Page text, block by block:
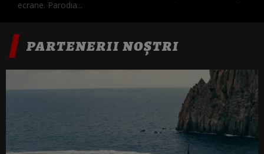
ecrane. Parodia...
PARTENERII NOȘTRI